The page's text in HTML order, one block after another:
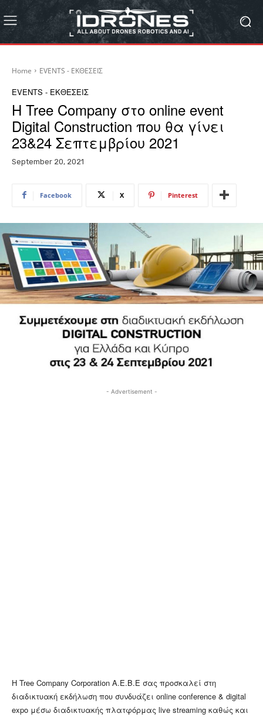
Home EVENTS - ΕΚΘΕΣΕΙΣ
EVENTS - ΕΚΘΕΣΕΙΣ
Η Tree Company στο online event
Digital Construction που θα γίνει
23&24 Σεπτεμβρίου 2021
September 20, 2021
Facebook X Pinterest
- Advertisement -
Η Tree Company Corporation Α.Ε.Β.Ε σας προσκαλεί στη
διαδικτυακή εκδήλωση που συνδυάζει online conference & digital
expo μέσω διαδικτυακής πλατφόρμας live streaming καθώς και